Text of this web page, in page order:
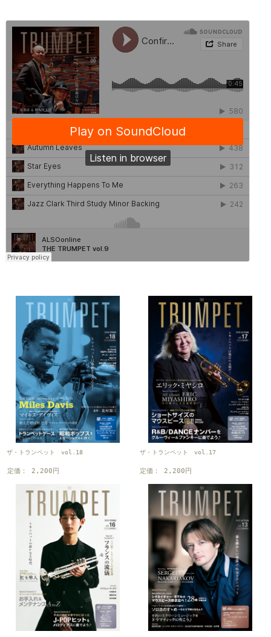
ザ・トランペット vol.18
定価： 2,200円
ザ・トランペット vol.17
定価： 2,200円